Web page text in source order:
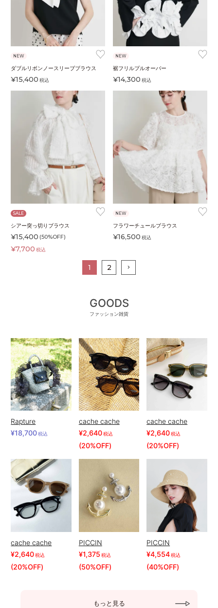
♥
NEW
ダブルリボンノースリーブブラウス
¥15,400 税込
♥
NEW
裾フリルプルオーバー
¥14,300 税込
♥
SALE
シアー突っ切りブラウス
¥15,400 (50%OFF)
¥7,700 税込
♥
NEW
フラワーチュールブラウス
¥16,500 税込
1 2
GOODS
ファッション雑貨
Rapture
¥18,700税込
cache cache
¥2,640税込
(20%OFF)
cache cache
¥2,640税込
(20%OFF)
cache cache
¥2,640税込
(20%OFF)
PICCIN
¥1,375 税込
(50%OFF)
PICCIN
¥4,554税込
(40%OFF)
もっと見る